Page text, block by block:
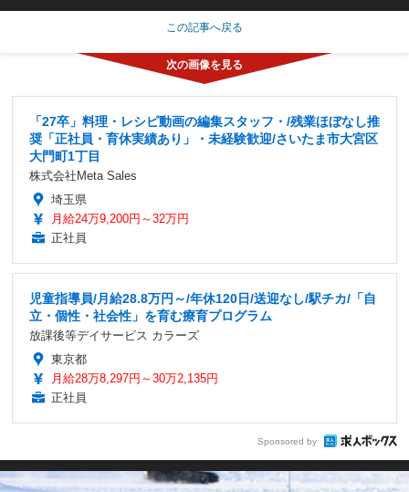
この記事へ戻る
「27卒」料理・レシピ動画の編集スタッフ・/残業ほぼなし推
奨「正社員・育休実績あり」・未経験歓迎/さいたま市大宮区
大門町1丁目
株式会社Meta Sales
埼玉県
月給24万9,200円～32万円
正社員
児童指導員/月給28.8万円～/年休120日/送迎なし/駅チカ/「自
立・個性・社会性」を育む療育プログラム
放課後等デイサービス カラーズ
東京都
月給28万8,297円～30万2,135円
正社員
Sponsored by